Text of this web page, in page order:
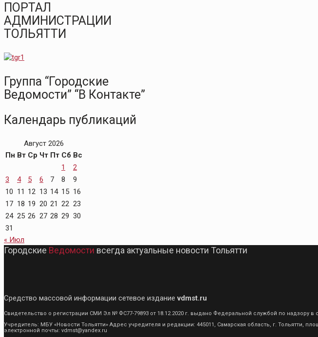
ПОРТАЛ
АДМИНИСТРАЦИИ
ТОЛЬЯТТИ
Группа “Городские
Ведомости” “В Контакте”
Календарь публикаций
Август 2026
Пн Вт Ср Чт Пт Сб Вс
1
2
3
4 5 6 7 8
9
10 11 12 13 14 15 16
17 18 19 20 21 22 23
24 25 26 27 28 29 30
31
« Июл
Городские Ведомости всегда актуальные новости Тольятти
Средство массовой информации сетевое изданиеvdmst.ru
Свидетельство о регистрации СМИ Эл № ФС77-79893 от 18.12.2020 г. выдано Федеральной службой по надзору
Учредитель: МБУ «Новости Тольятти» Адрес учредителя и редакции: 445011, Самарская область, г. Тольятти,
электронной почты: vdmst@yandex.ru